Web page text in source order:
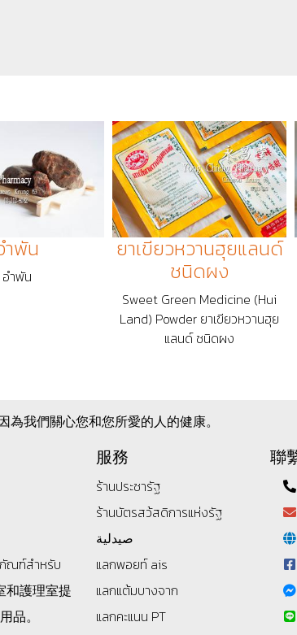
ำพัน
อำพัน
ยาเขียวหวานฮุยแลนด์
ชนิดผง
Sweet Green Medicine (Hui
Land) Powder ยาเขียวหวานฮุย
แลนด์ ชนิดผง
為我們關心您和您所愛的人的健康。
ภัณฑ์สำหรับ
和護理室提
品。
服務
ร้านประชารัฐ
ร้านบัตรสว้สดิการแห่งรัฐ
صيدلية
แลกพอยท์ ais
แลกแต้มบางจาก
แลกคะแนน PT
聯